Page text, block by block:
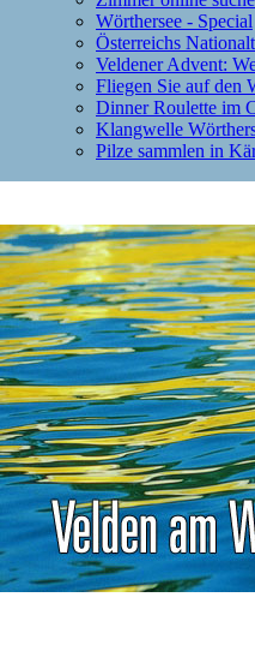
Wörthersee - Special
Österreichs
Veldener Advent:
Fliegen Sie auf den
Dinner Roulette im
Klangwelle
Pilze sammlen in